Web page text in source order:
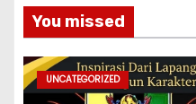
You missed
UNCATEGORIZED